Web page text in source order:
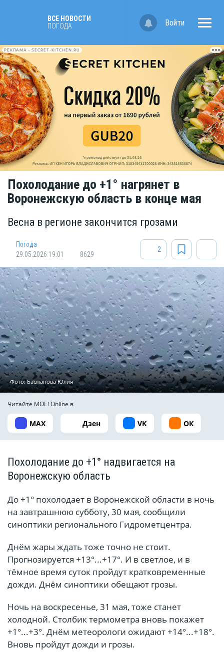
ВСЕ НОВОСТИ
ПОГОДА
Войти
РЕКЛАМА • SECRET-KITCHEN.RU
Похолодание до +1° нагрянет в
Воронежскую область в конце мая
Весна в регионе закончится грозами
Погода
29.05.2026 19:01
8629
2
Фото: Басманова Юлия
Читайте МОЁ! Online в
MAX Дзен VK ОК
Похолодание до +1° надвигается на
Воронежскую область
До +1° похолодает в Воронежской области в ночь
на завтрашнюю субботу, 30 мая, сообщили
синоптики регионального Гидрометцентра.
Днём жары ждать тоже точно не стоит.
Прогнозируется +13°...+17°. И в светлое, и в
тёмное время суток пройдут кратковременные
дожди. Днём синоптики обещают грозы.
Ночь на воскресенье, 31 мая, тоже станет
холодной. Столбик термометра вновь покажет
+1°...+3°. Днём метеорологи ожидают +14°...+18°.
Вновь пройдут дожди и грозы.